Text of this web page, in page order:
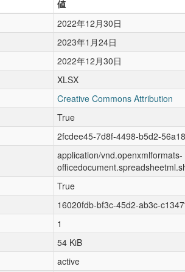
値
2022年12月30日
2023年1月24日
2022年12月30日
XLSX
Creative Commons Attribution
True
2fcdee45-7d8f-4498-b5d2-
application/vnd.openxmlformats-
True
16020fdb-bf3c-45d2-ab3c-
1
54 KiB
active